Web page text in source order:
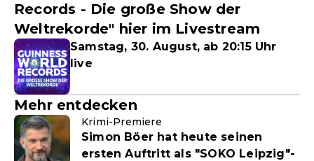
Records - Die große Show der
Weltrekorde" hier im Livestream
Samstag, 30. August, ab 20:15 Uhr
live
Mehr entdecken
Krimi-Premiere
Simon Böer hat heute seinen
ersten Auftritt als "SOKO Leipzig"-